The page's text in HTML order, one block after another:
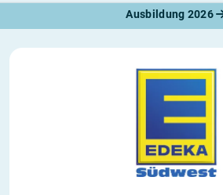
Ausbildung 2026